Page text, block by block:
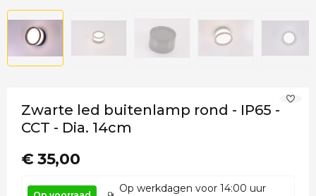
Zwarte led buitenlamp rond - IP65 -
CCT - Dia. 14cm
€ 35,00
Op werkdagen voor 14:00 uur